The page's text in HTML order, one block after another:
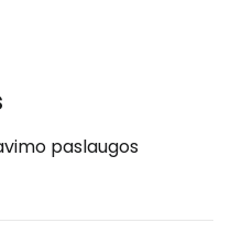
paslaugos